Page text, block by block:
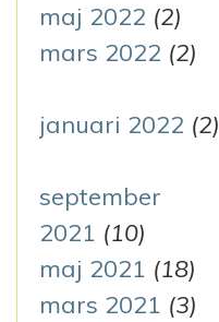
maj 2022 (2)
mars 2022 (2)
januari 2022 (2)
september
2021 (10)
maj 2021 (18)
mars 2021 (3)